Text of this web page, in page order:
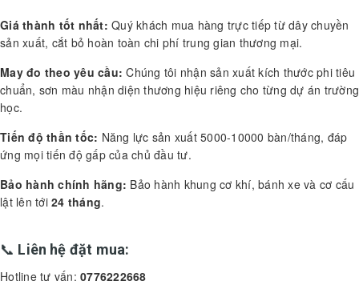
Giá thành tốt nhất: Quý khách mua hàng trực tiếp từ dây chuyền
sản xuất, cắt bỏ hoàn toàn chi phí trung gian thương mại.
May đo theo yêu cầu: Chúng tôi nhận sản xuất kích thước phi tiêu
chuẩn, sơn màu nhận diện thương hiệu riêng cho từng dự án trường
học.
Tiến độ thần tốc: Năng lực sản xuất 5000-10000 bàn/tháng, đáp
ứng mọi tiến độ gấp của chủ đầu tư.
Bảo hành chính hãng: Bảo hành khung cơ khí, bánh xe và cơ cấu
lật lên tới 24 tháng.
📞 Liên hệ đặt mua:
Hotline tư vấn: 0776222668